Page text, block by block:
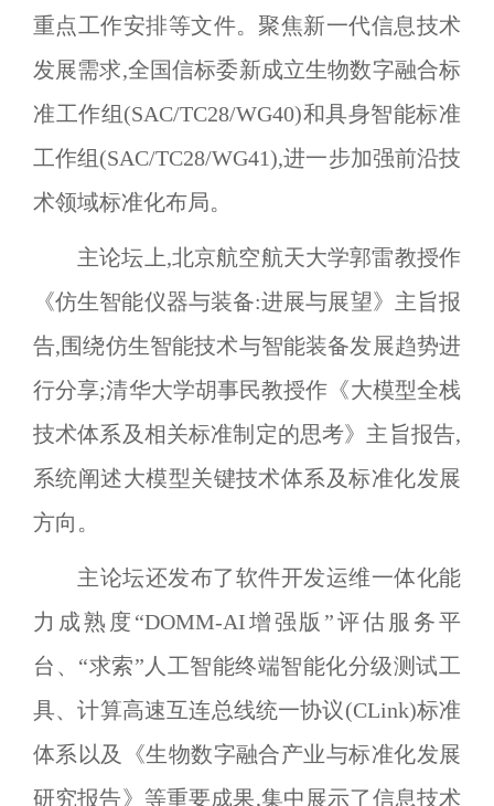
重点工作安排等文件。聚焦新一代信息技术
发展需求,全国信标委新成立生物数字融合标
准工作组(SAC/TC28/WG40)和具身智能标准
工作组(SAC/TC28/WG41),进一步加强前沿技
术领域标准化布局。
主论坛上,北京航空航天大学郭雷教授作
《仿生智能仪器与装备:进展与展望》主旨报
告,围绕仿生智能技术与智能装备发展趋势进
行分享;清华大学胡事民教授作《大模型全栈
技术体系及相关标准制定的思考》主旨报告,
系统阐述大模型关键技术体系及标准化发展
方向。
主论坛还发布了软件开发运维一体化能
力成熟度 “DOMM-AI增强版 ”评估服务平
台、 “求索” 人工智能终端智能化分级测试工
具、计算高速互连总线统一协议(CLink)标准
体系以及《生物数字融合产业与标准化发展
研究报告》等重要成果,集中展示了信息技术